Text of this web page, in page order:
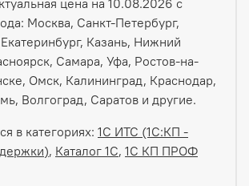
цена на 10.08.2026 с
Москва, Санкт-Петербург,
Казань, Нижний
Самара, Уфа, Ростов-на-
Омск, Калининград, Краснодар,
Волгоград, Саратов и другие.
в категориях: 1C ИТС (1С:КП -
, Каталог 1С, 1С КП ПРОФ